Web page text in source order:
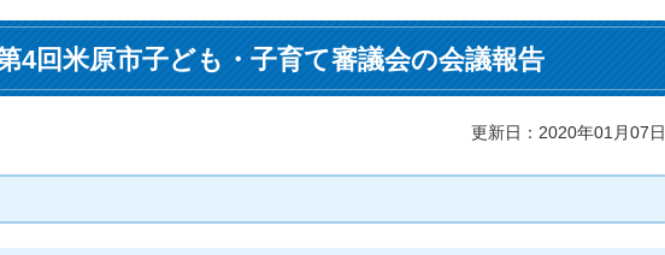
4回米原市子ども・子育て審議会の会議報告
更新日：2020年01月07日